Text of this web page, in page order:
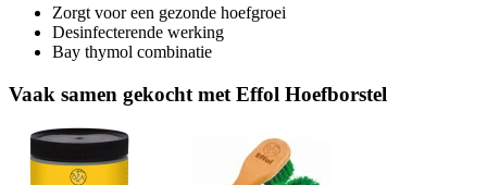
Zorgt voor een gezonde hoefgroei
Desinfecterende werking
Bay thymol combinatie
Vaak samen gekocht met Effol Hoefborstel